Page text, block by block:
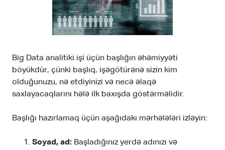
Big Data analitiki işi üçün başlığın əhəmiyyəti
böyükdür, çünki başlıq, işəgötürənə sizin kim
olduğunuzu, nə etdiyinizi və necə əlaqə
saxlayacaqlarını hələ ilk baxışda göstərməlidir.
Başlığı hazırlamaq üçün aşağıdakı mərhələləri izləyin:
Soyad, ad: Başladığınız yerdə adınızı və